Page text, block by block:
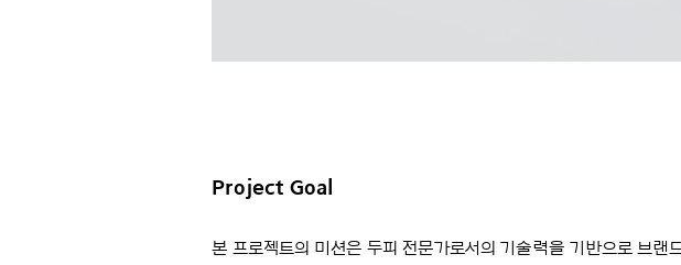
Project Goal
본 프로젝트의 미션은 두피 전문가로서의 기술력을 기반으로 브